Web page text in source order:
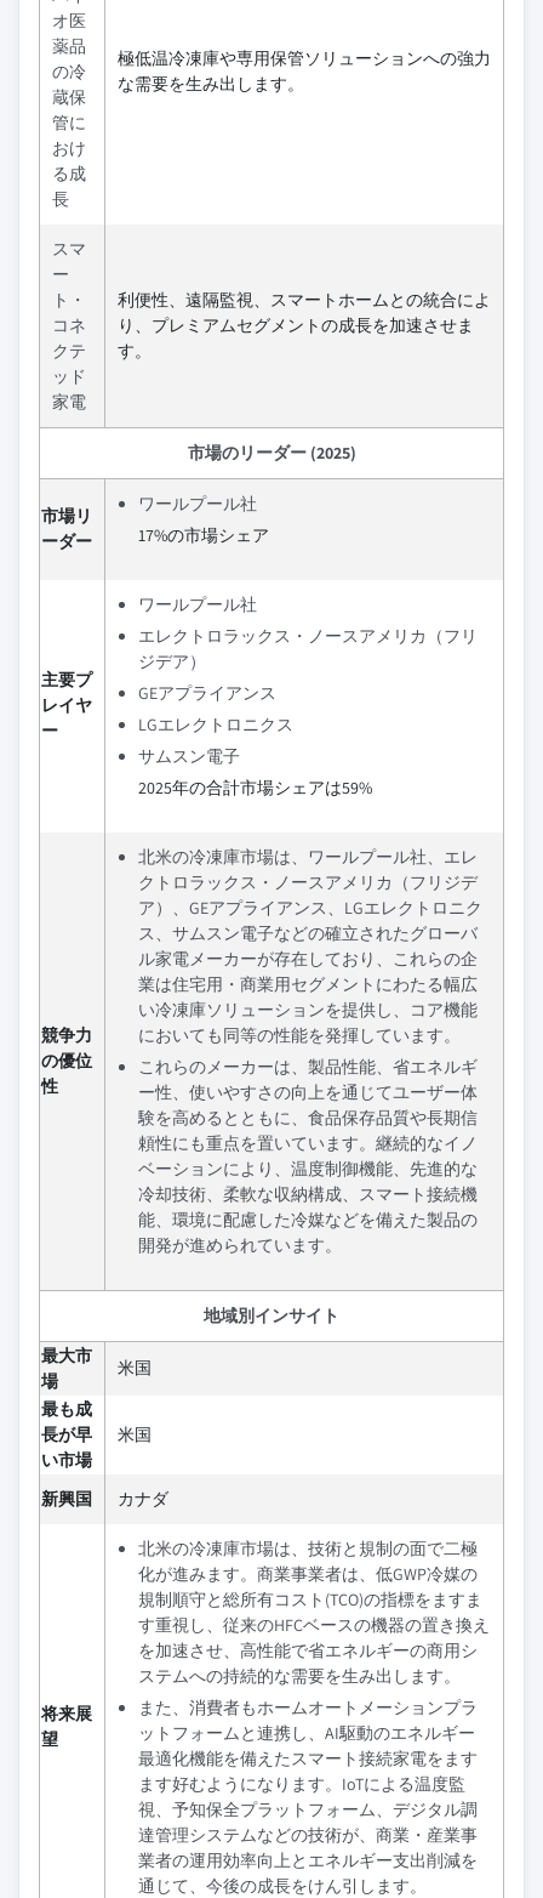
オ医
薬品
の冷
蔵保
管に
おけ
る成
長
極低温冷凍庫や専用保管ソリューションへの強力
な需要を生み出します。
スマ
ー
ト・
コネ
クテ
ッド
家電
利便性、遠隔監視、スマートホームとの統合によ
り、プレミアムセグメントの成長を加速させま
す。
市場のリーダー (2025)
市場リ
ーダー
ワールプール社
17%の市場シェア
主要プ
レイヤ
ー
ワールプール社
エレクトロラックス・ノースアメリカ（フリ
ジデア）
GEアプライアンス
LGエレクトロニクス
サムスン電子
2025年の合計市場シェアは59%
競争力
の優位
性
北米の冷凍庫市場は、ワールプール社、エレ
クトロラックス・ノースアメリカ（フリジデ
ア）、GEアプライアンス、LGエレクトロニク
ス、サムスン電子などの確立されたグローバ
ル家電メーカーが存在しており、これらの企
業は住宅用・商業用セグメントにわたる幅広
い冷凍庫ソリューションを提供し、コア機能
においても同等の性能を発揮しています。
これらのメーカーは、製品性能、省エネルギ
ー性、使いやすさの向上を通じてユーザー体
験を高めるとともに、食品保存品質や長期信
頼性にも重点を置いています。継続的なイノ
ベーションにより、温度制御機能、先進的な
冷却技術、柔軟な収納構成、スマート接続機
能、環境に配慮した冷媒などを備えた製品の
開発が進められています。
地域別インサイト
最大市
場
米国
最も成
長が早
い市場
米国
新興国 カナダ
将来展
望
北米の冷凍庫市場は、技術と規制の面で二極
化が進みます。商業事業者は、低GWP冷媒の
規制順守と総所有コスト(TCO)の指標をますま
す重視し、従来のHFCベースの機器の置き換え
を加速させ、高性能で省エネルギーの商用シ
ステムへの持続的な需要を生み出します。
また、消費者もホームオートメーションプラ
ットフォームと連携し、AI駆動のエネルギー
最適化機能を備えたスマート接続家電をます
ます好むようになります。IoTによる温度監
視、予知保全プラットフォーム、デジタル調
達管理システムなどの技術が、商業・産業事
業者の運用効率向上とエネルギー支出削減を
通じて、今後の成長をけん引します。